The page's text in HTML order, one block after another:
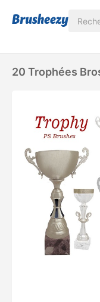
20 Trophées